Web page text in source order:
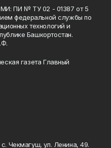
ПИ № ТУ 02 - 01387 от 5
федеральной службы по
технологий и
Башкортостан.
газета Главный
Чекмагуш, ул. Ленина, 49.